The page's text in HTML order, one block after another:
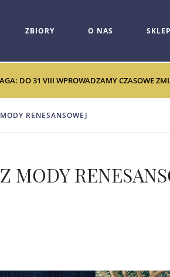
ZBIORY O NAS SKLEP
DO 31 VIII WPROWADZAMY CZASOWE
RENESANSOWEJ